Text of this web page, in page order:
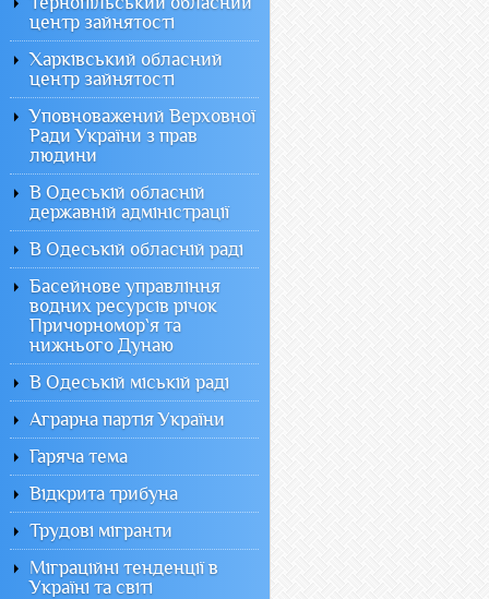
центр зайнятості
Харківський обласний
центр зайнятості
Уповноважений Верховної
Ради України з прав
людини
В Одеській обласній
державній адміністрації
В Одеській обласній раді
Басейнове управління
водних ресурсів річок
Причорномор`я та
нижнього Дунаю
В Одеській міській раді
Аграрна партія України
Гаряча тема
Відкрита трибуна
Трудові мігранти
Міграційні тенденції в
Україні та світі